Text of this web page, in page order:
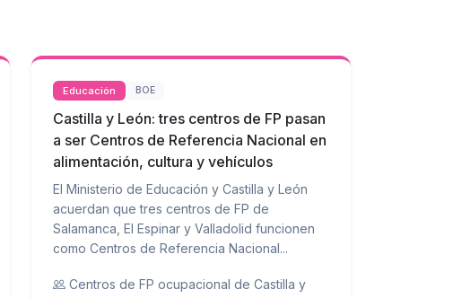
Educación BOE
Castilla y León: tres centros de FP pasan
a ser Centros de Referencia Nacional en
alimentación, cultura y vehículos
El Ministerio de Educación y Castilla y León
acuerdan que tres centros de FP de
Salamanca, El Espinar y Valladolid funcionen
como Centros de Referencia Nacional...
Centros de FP ocupacional de Castilla y